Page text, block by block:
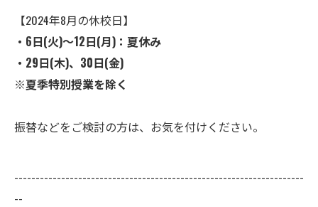
【2024年8月の休校日】
・6日(火)～12日(月)：夏休み
・29日(木)、30日(金)
※夏季特別授業を除く
振替などをご検討の方は、お気を付けください。
--------------------------------------------------------------------
--